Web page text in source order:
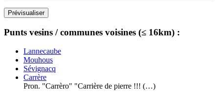
Punts vesins / communes voisines (≤ 16km) :
Lannecaube
Mouhous
Sévignacq
Carrère
Pron. "Carrèro" "Carrière de pierre !!! (…)